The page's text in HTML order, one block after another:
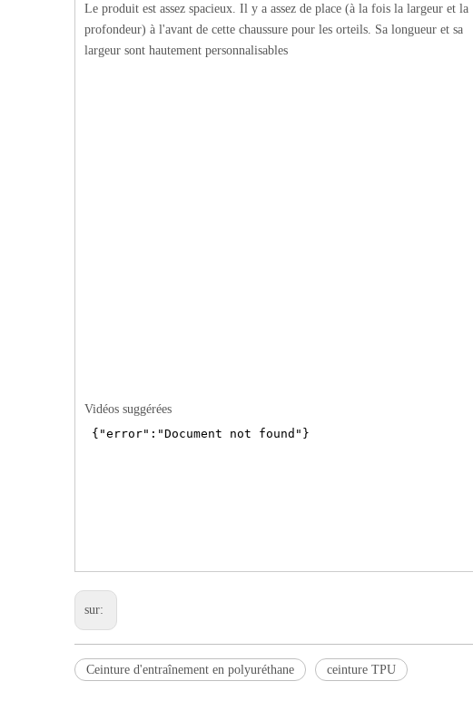
Le produit est assez spacieux. Il y a assez de place (à la fois la largeur et la
profondeur) à l'avant de cette chaussure pour les orteils. Sa longueur et sa
largeur sont hautement personnalisables
Vidéos suggérées
sur:
Ceinture d'entraînement en polyuréthane ceinture TPU